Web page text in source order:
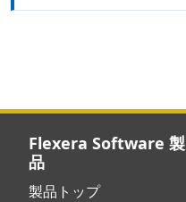
Flexera Software 製
品
製品トップ